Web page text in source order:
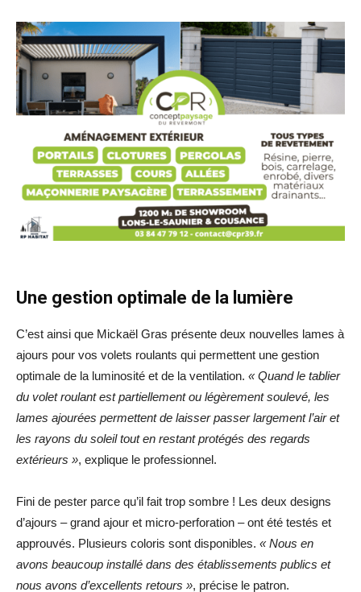
Une gestion optimale de la lumière
C’est ainsi que Mickaël Gras présente deux nouvelles lames à
ajours pour vos volets roulants qui permettent une gestion
optimale de la luminosité et de la ventilation. « Quand le tablier
du volet roulant est partiellement ou légèrement soulevé, les
lames ajourées permettent de laisser passer largement l’air et
les rayons du soleil tout en restant protégés des regards
extérieurs », explique le professionnel.
Fini de pester parce qu’il fait trop sombre ! Les deux designs
d’ajours – grand ajour et micro-perforation – ont été testés et
approuvés. Plusieurs coloris sont disponibles. « Nous en
avons beaucoup installé dans des établissements publics et
nous avons d’excellents retours », précise le patron.